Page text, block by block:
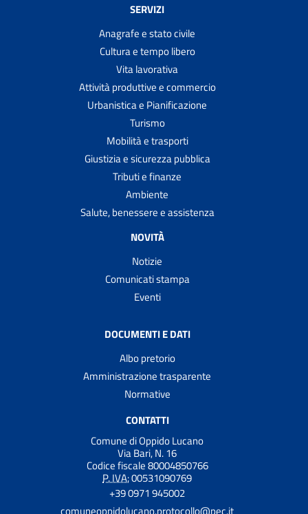
SERVIZI
Anagrafe e stato civile
Cultura e tempo libero
Vita lavorativa
Attività produttive e commercio
Urbanistica e Pianificazione
Turismo
Mobilità e trasporti
Giustizia e sicurezza pubblica
Tributi e finanze
Ambiente
Salute, benessere e assistenza
NOVITÀ
Notizie
Comunicati stampa
Eventi
DOCUMENTI E DATI
Albo pretorio
Amministrazione trasparente
Normative
CONTATTI
Comune di Oppido Lucano
Via Bari, N. 16
Codice fiscale 80004850766
P. IVA:00531090769
+39 0971 945002